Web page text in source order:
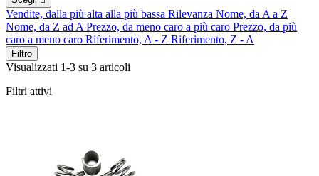
Vendite, dalla più alta alla più bassa Rilevanza Nome, da A a Z
Nome, da Z ad APrezzo, da meno caro a più caro Prezzo, da più
caro a meno caro Riferimento, A - Z Riferimento, Z - A
Filtro
Visualizzati 1-3 su 3 articoli
Filtri attivi